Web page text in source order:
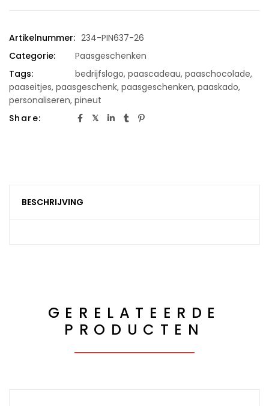
Artikelnummer: 234-PIN637-26
Categorie:
Paasgeschenken
Tags:
bedrijfslogo, paascadeau, paaschocolade,
paaseitjes, paasgeschenk, paasgeschenken, paaskado,
personaliseren, pineut
Share:
BESCHRIJVING
GERELATEERDE
PRODUCTEN